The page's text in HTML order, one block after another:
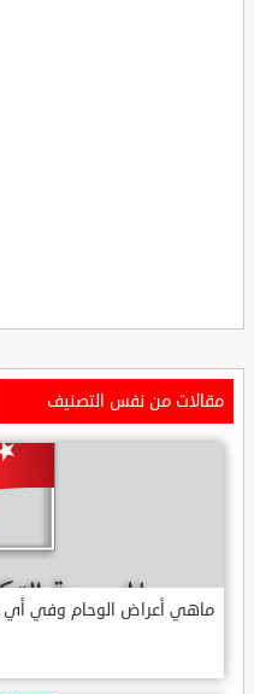
مقالات من نفس التصنيف
ماهي أعراض الوحام وفي أي